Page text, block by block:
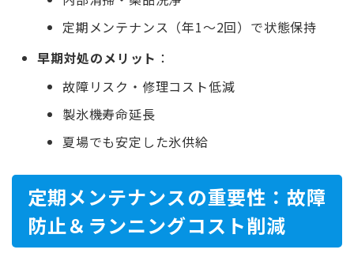
定期メンテナンス（年1～2回）で状態保持
早期対処のメリット ：
故障リスク・修理コスト低減
製氷機寿命延長
夏場でも安定した氷供給
定期メンテナンスの重要性：故障
防止＆ランニングコスト削減